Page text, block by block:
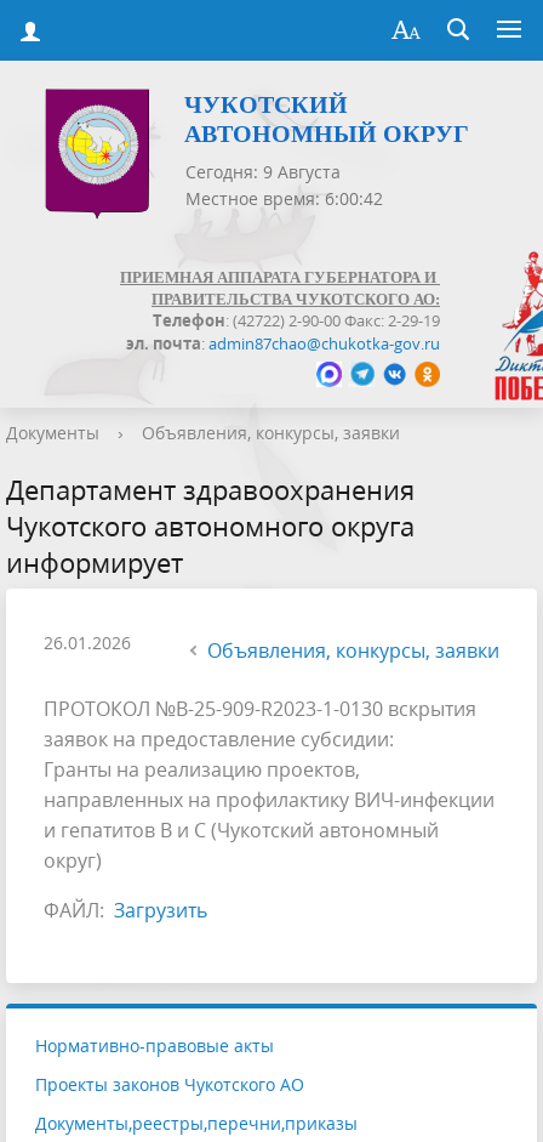
ЧУКОТСКИЙ
АВТОНОМНЫЙ ОКРУГ
Сегодня: 9 Августа
Местное время: 6:00:42
ПРИЕМНАЯ АППАРАТА ГУБЕРНАТОРА И
ПРАВИТЕЛЬСТВА ЧУКОТСКОГО АО:
Телефон: (42722) 2-90-00 Факс: 2-29-19
эл. почта:admin87chao@chukotka-gov.ru
Документы › Объявления, конкурсы, заявки
Департамент здравоохранения
Чукотского автономного округа
информирует
26.01.2026 Объявления, конкурсы, заявки
ПРОТОКОЛ №В-25-909-R2023-1-0130 вскрытия
заявок на предоставление субсидии:
Гранты на реализацию проектов,
направленных на профилактику ВИЧ-инфекции
и гепатитов B и C (Чукотский автономный
округ)
ФАЙЛ: Загрузить
Нормативно-правовые акты
Проекты законов Чукотского АО
Документы,реестры,перечни,приказы